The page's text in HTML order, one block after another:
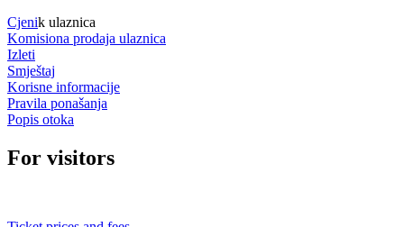
Cjenik ulaznica
Komisiona prodaja ulaznica
Izleti
Smještaj
Korisne informacije
Pravila ponašanja
Popis otoka
For visitors